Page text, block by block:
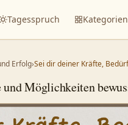
Tagesspruch Kategorien
Erfolg›Sei dir deiner Kräfte,
Möglichkeiten